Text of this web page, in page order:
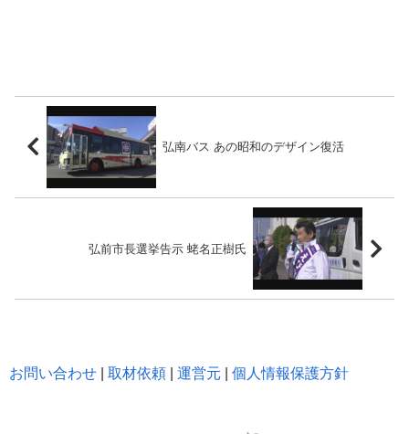
弘南バス あの昭和のデザイン復活
弘前市長選挙告示 蛯名正樹氏
お問い合わせ 取材依頼 運営元 個人情報保護方針